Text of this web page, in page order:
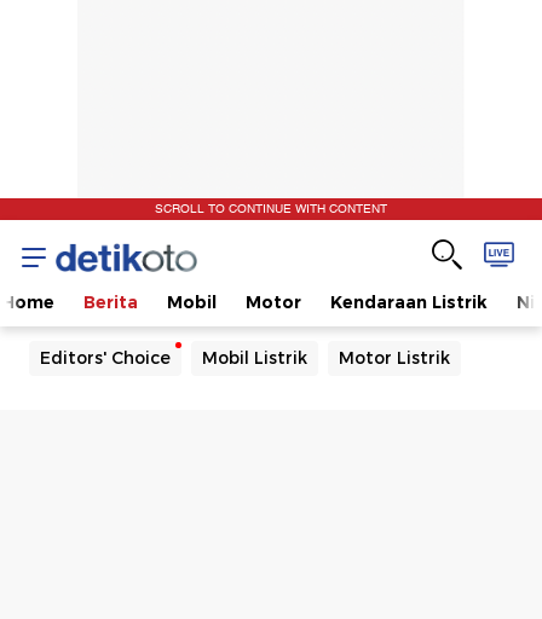
SCROLL TO CONTINUE WITH CONTENT
Home Berita Mobil Motor Kendaraan Listrik
Editors' Choice Mobil Listrik Motor Listrik